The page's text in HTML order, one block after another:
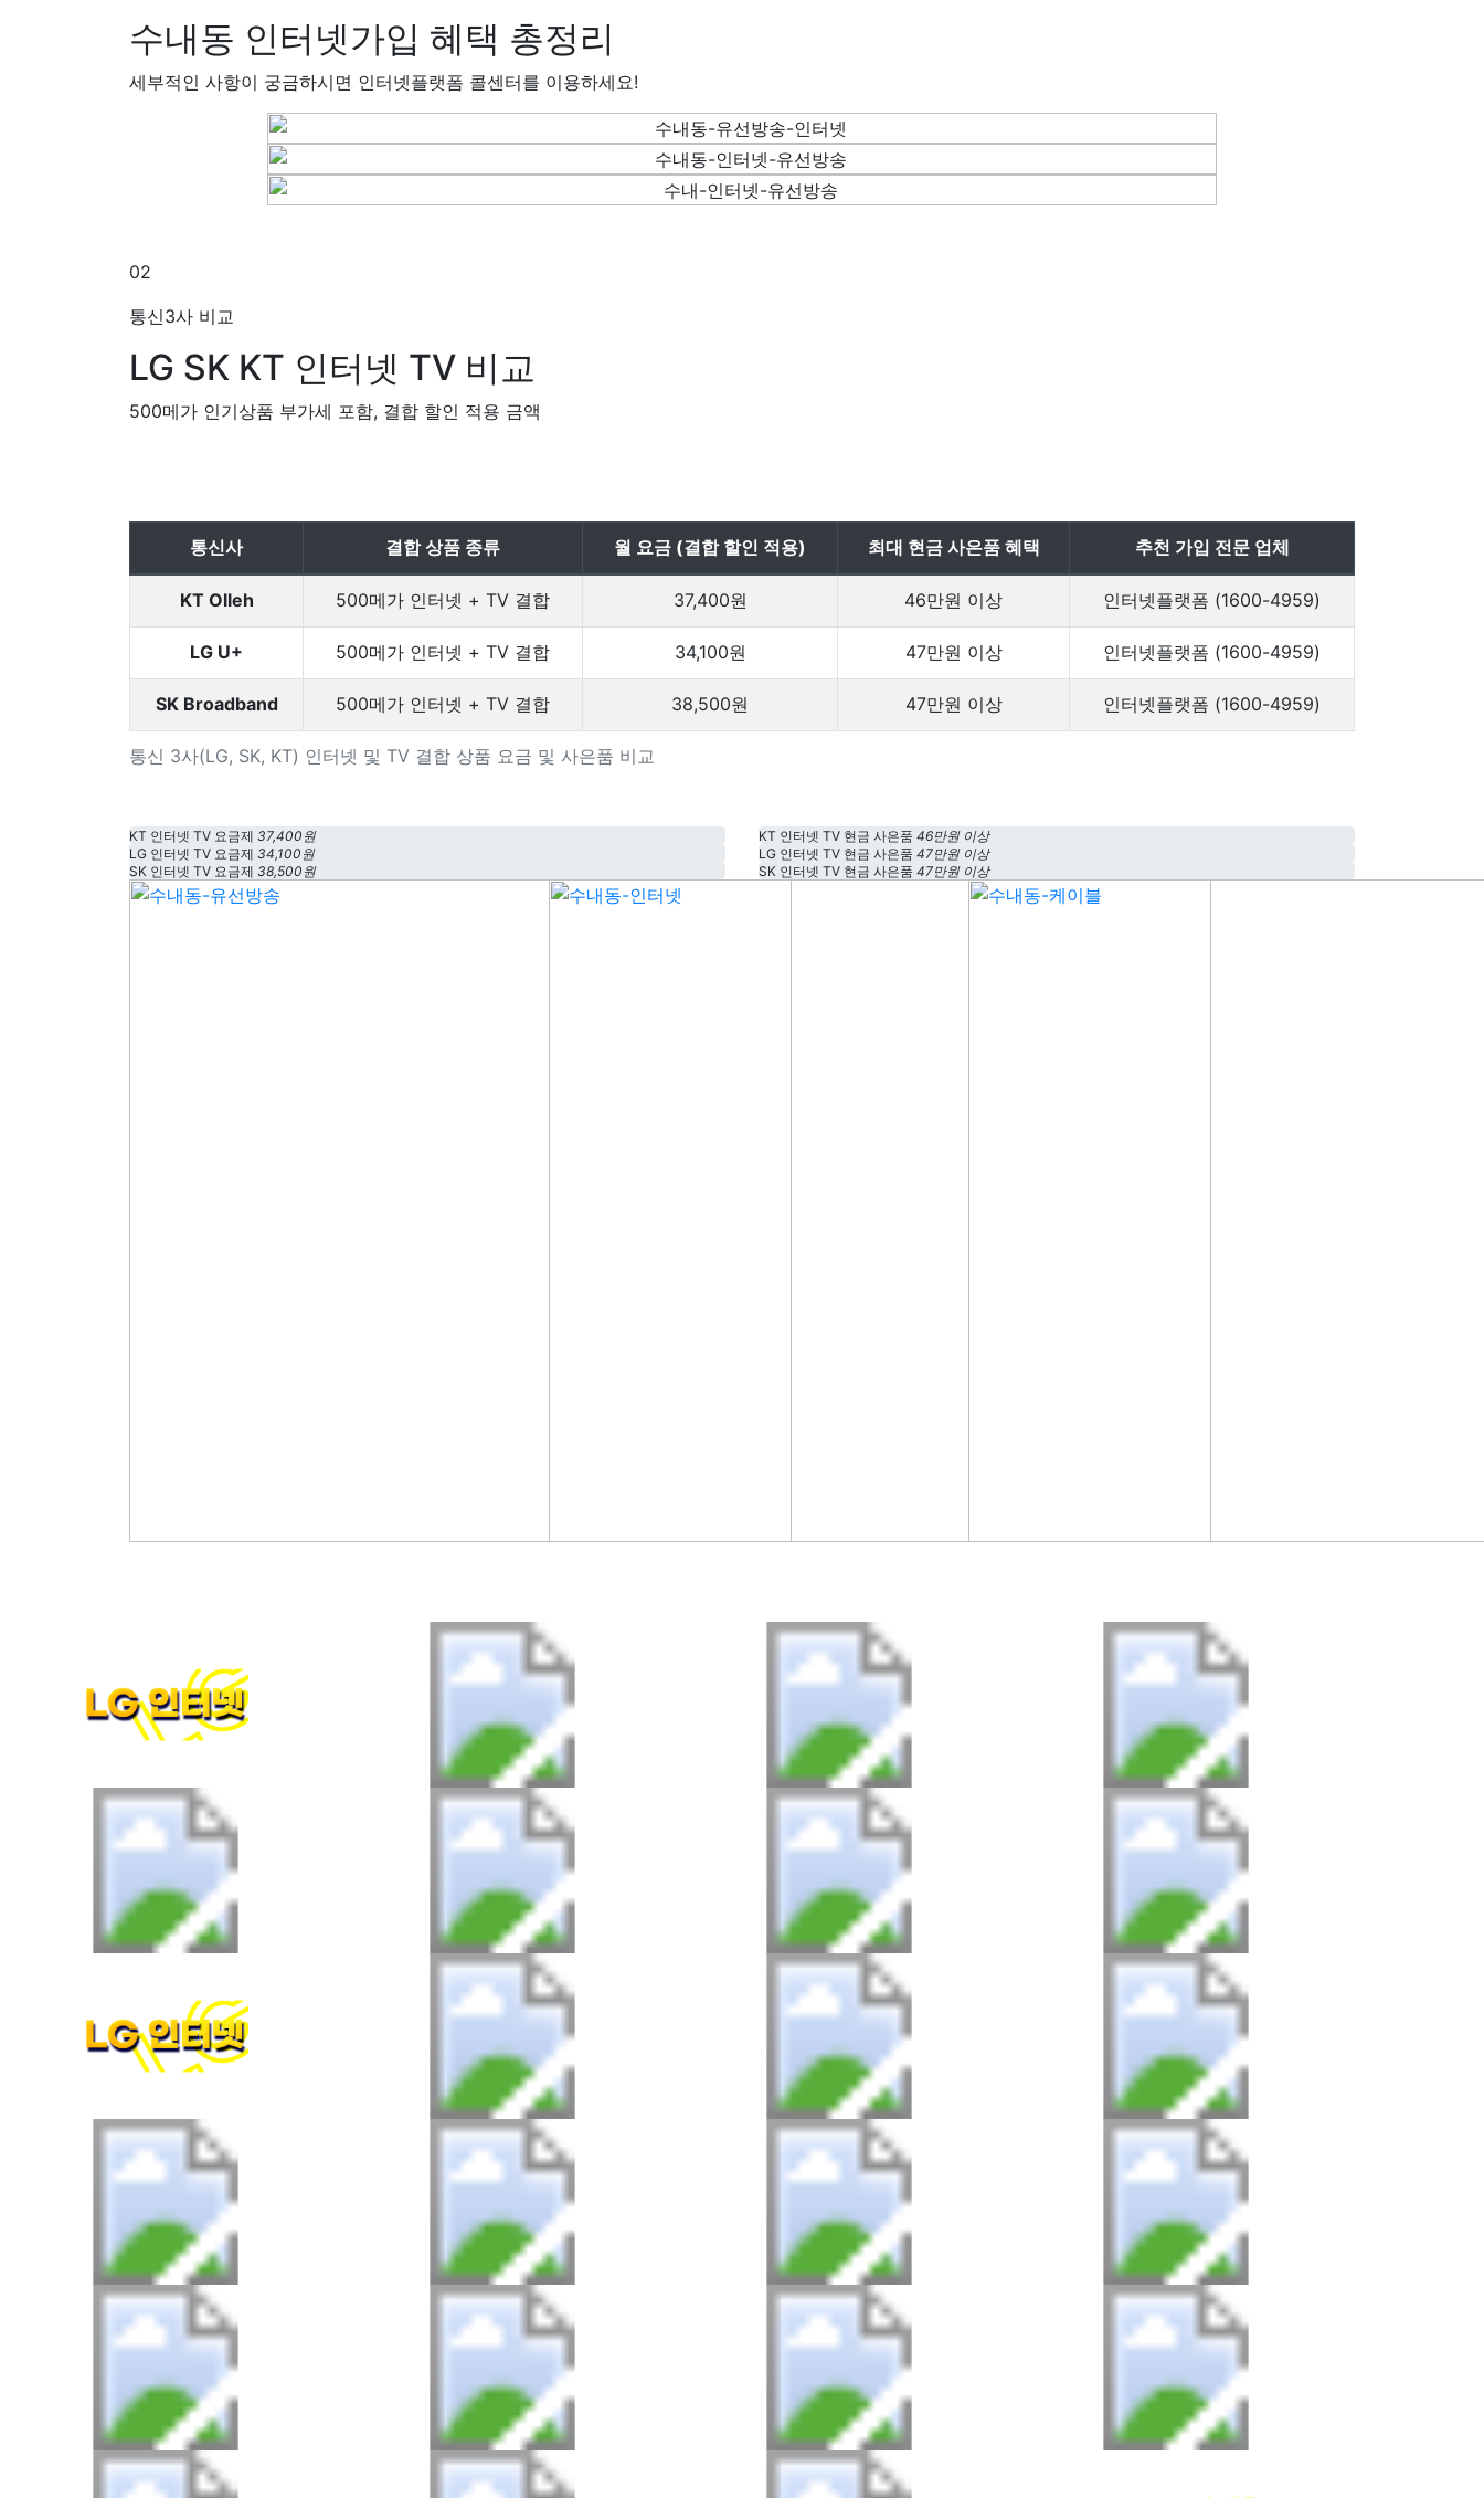
수내동 인터넷가입 혜택 총정리
세부적인 사항이 궁금하시면 인터넷플랫폼 콜센터를 이용하세요!
02
통신3사 비교
LG SK KT 인터넷 TV 비교
500메가 인기상품 부가세 포함, 결합 할인 적용 금액
통신 3사(LG, SK, KT) 인터넷 및 TV 결합 상품 요금 및 사은품 비교
통신사 결합 상품 종류 월 요금 (결합 할인 적용) 최대 현금 사은품 혜택 추천 가입 전문 업체
KT Olleh 500메가 인터넷 + TV 결합 37,400원 46만원 이상 인터넷플랫폼 (1600-4959)
LG U+ 500메가 인터넷 + TV 결합 34,100원 47만원 이상 인터넷플랫폼 (1600-4959)
SK Broadband 500메가 인터넷 + TV 결합 38,500원 47만원 이상 인터넷플랫폼 (1600-4959)
KT 인터넷 TV 요금제 37,400원
LG 인터넷 TV 요금제 34,100원
SK 인터넷 TV 요금제 38,500원
KT 인터넷 TV 현금 사은품 46만원 이상
LG 인터넷 TV 현금 사은품 47만원 이상
SK 인터넷 TV 현금 사은품 47만원 이상